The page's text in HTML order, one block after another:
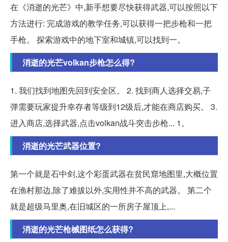
在《消逝的光芒》中,新手想要尽快获得武器,可以按照以下
方法进行: 完成游戏的教学任务,可以获得一把步枪和一把
手枪。 探索游戏中的地下室和城镇,可以找到一。
消逝的光芒volkan步枪怎么得?
1. 我们找到地图先回到安全区。 2. 找到商人选择交易,子
弹需要玩家提升幸存者等级到12级后,才能在商店购买。 3.
进入商店,选择武器,点击volkan战斗突击步枪... 1。
消逝的光芒武器位置?
第一个就是石中剑,这个彩蛋武器在贫民窟地图里,大概位置
在渔村那边,除了难拔以外,实用性并不高的武器。 第二个
就是超级马里奥,在旧城区的一所房子屋顶上,...
消逝的光芒枪械图纸怎么获得?